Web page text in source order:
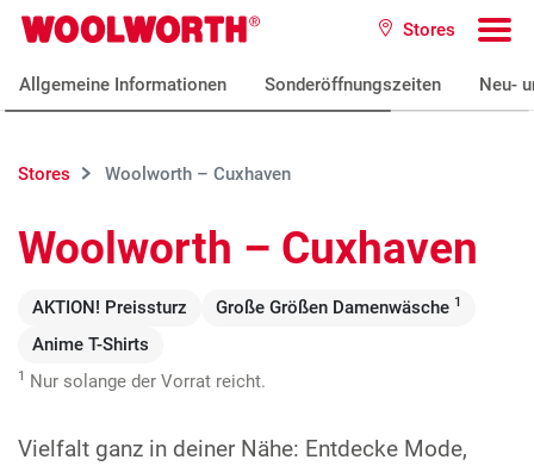
Zum Hauptinhalt
Woolworth GmbH Stores
Allgemeine Informationen Sonderöffnungszeiten Neu-
Stores Woolworth – Cuxhaven
Woolworth – Cuxhaven
AKTION! Preissturz Große Größen Damenwäsche 1
Anime T-Shirts
1 Nur solange der Vorrat reicht.
Vielfalt ganz in deiner Nähe: Entdecke Mode,